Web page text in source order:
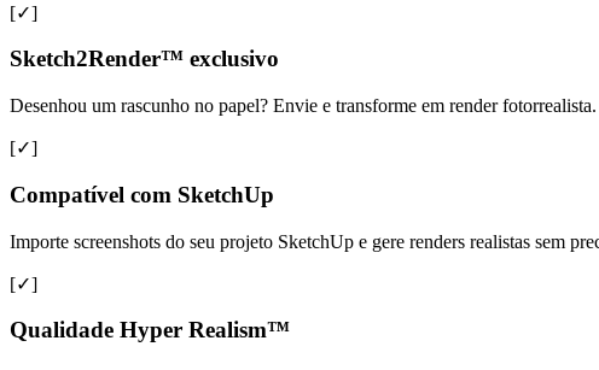
[✓]
Sketch2Render™ exclusivo
Desenhou um rascunho no papel? Envie e transforme em render
[✓]
Compatível com SketchUp
Importe screenshots do seu projeto SketchUp e gere renders realistas sem
[✓]
Qualidade Hyper Realism™